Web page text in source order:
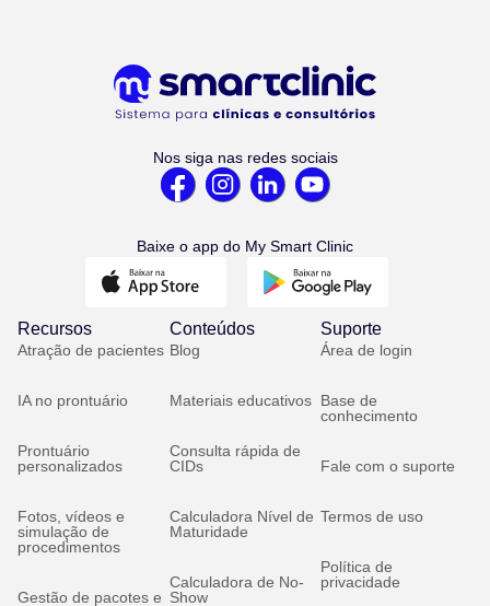
Nos siga nas redes sociais
Baixe o app do My Smart Clinic
Recursos
Atração de pacientes
IA no prontuário
Prontuário
personalizados
Fotos, vídeos e
simulação de
procedimentos
Gestão de pacotes e
Conteúdos
Blog
Materiais educativos
Consulta rápida de
CIDs
Calculadora Nível de
Maturidade
Calculadora de No-
Show
Suporte
Área de login
Base de
conhecimento
Fale com o suporte
Termos de uso
Política de
privacidade